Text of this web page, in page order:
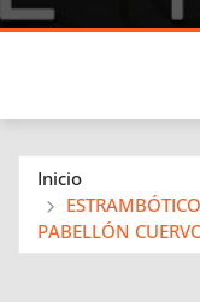
Inicio
PABELLÓN